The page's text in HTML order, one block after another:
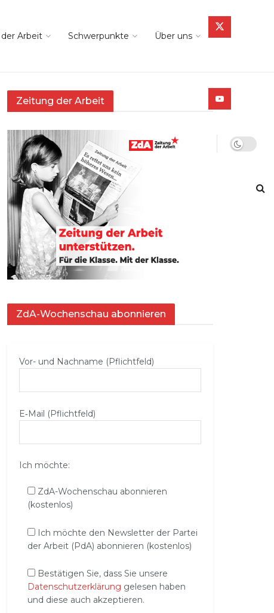
Arbeit Schwerpunkte Über uns
Zeitung der Arbeit
ZdA-Wochenschau abonnieren
Vor- und Nachname (Pflichtfeld)
E‑Mail (Pflichtfeld)
Ich möchte:
ZdA-Wochenschau abonnieren
(kostenlos)
Ich möchte den Newsletter der Partei
der Arbeit (PdA) abonnieren (kostenlos)
Bestätigen Sie, dass Sie unsere
Datenschutzerklärung gelesen haben
und diese auch akzeptieren.